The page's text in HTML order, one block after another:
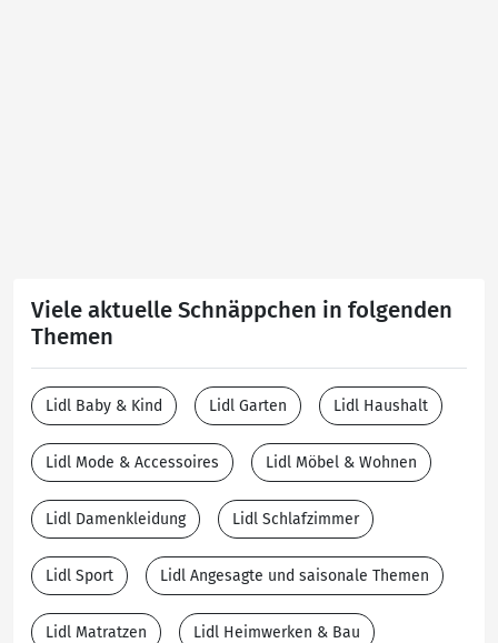
Viele aktuelle Schnäppchen in folgenden
Themen
Lidl Baby & Kind Lidl Garten Lidl Haushalt
Lidl Mode & Accessoires Lidl Möbel & Wohnen
Lidl Damenkleidung Lidl Schlafzimmer
Lidl Sport Lidl Angesagte und saisonale Themen
Lidl Matratzen Lidl Heimwerken & Bau